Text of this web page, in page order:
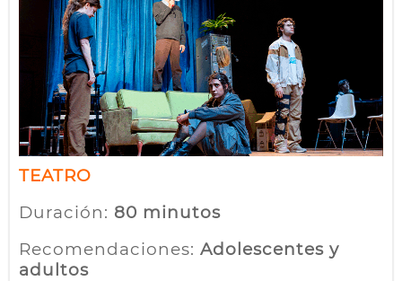
TEATRO
Duración: 80 minutos
Recomendaciones: Adolescentes y
adultos